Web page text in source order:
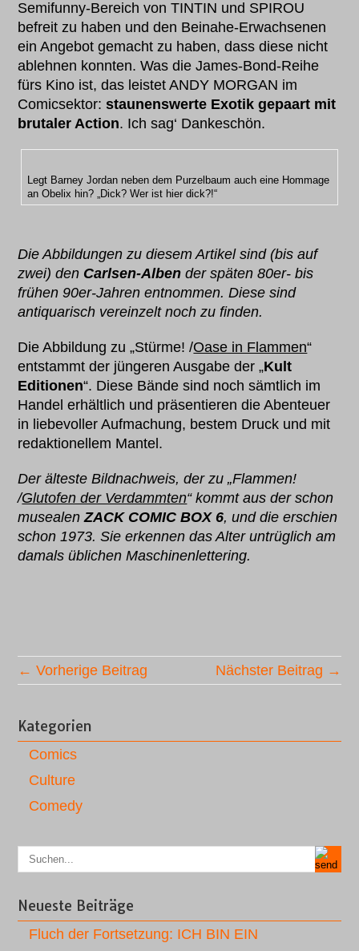
Semifunny-Bereich von TINTIN und SPIROU
befreit zu haben und den Beinahe-Erwachsenen
ein Angebot gemacht zu haben, dass diese nicht
ablehnen konnten. Was die James-Bond-Reihe
fürs Kino ist, das leistet ANDY MORGAN im
Comicsektor:staunenswerte Exotik gepaart mit
brutaler Action. Ich sag‘ Dankeschön.
Legt Barney Jordan neben dem Purzelbaum auch eine Hommage
an Obelix hin? „Dick? Wer ist hier dick?!“
Die Abbildungen zu diesem Artikel sind (bis auf
zwei) den Carlsen-Alben der späten 80er- bis
frühen 90er-Jahren entnommen. Diese sind
antiquarisch vereinzelt noch zu finden.
Die Abbildung zu „Stürme! /Oase in Flammen“
entstammt der jüngeren Ausgabe der „Kult
Editionen“. Diese Bände sind noch sämtlich im
Handel erhältlich und präsentieren die Abenteuer
in liebevoller Aufmachung, bestem Druck und mit
redaktionellem Mantel.
Der älteste Bildnachweis, der zu „Flammen!
/Glutofen der Verdammten“ kommt aus der schon
musealenZACK COMIC BOX 6, und die erschien
schon 1973. Sie erkennen das Alter untrüglich am
damals üblichen Maschinenlettering.
← Vorherige Beitrag Nächster Beitrag →
Kategorien
Comics
Culture
Comedy
Neueste Beiträge
Fluch der Fortsetzung: ICH BIN EIN